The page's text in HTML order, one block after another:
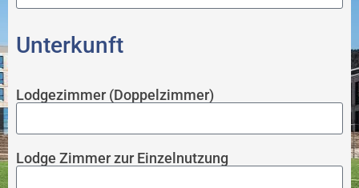
Unterkunft
Lodgezimmer (Doppelzimmer)
Lodge Zimmer zur Einzelnutzung